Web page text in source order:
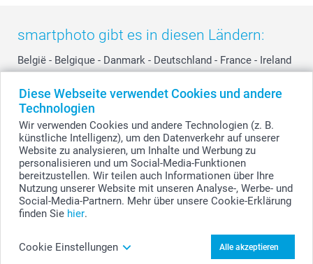
Diese Webseite verwendet Cookies und andere
Technologien
Wir verwenden Cookies und andere Technologien (z. B.
künstliche Intelligenz), um den Datenverkehr auf unserer
Website zu analysieren, um Inhalte und Werbung zu
personalisieren und um Social-Media-Funktionen
bereitzustellen. Wir teilen auch Informationen über Ihre
Nutzung unserer Website mit unseren Analyse-, Werbe- und
Social-Media-Partnern. Mehr über unsere Cookie-Erklärung
finden Sie hier.
Cookie Einstellungen Alle akzeptieren
smartphoto gibt es in diesen Ländern:
België - Belgique - Danmark - Deutschland - France - Ireland
Switzerland - Suomi - Sverige - United Kingdom -
Other Countries
Alle Preise verstehen sich in Schweizer Franken (CHF) inkl. MwSt. und zzgl.
Versandkosten.